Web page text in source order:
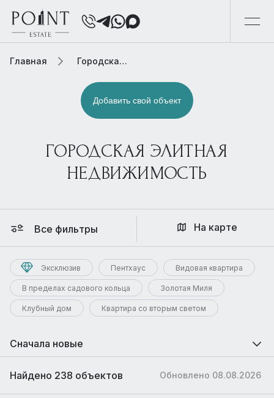
Главная Городская элитная недвижимость
Добавить свой объект
ГОРОДСКАЯ ЭЛИТНАЯ
НЕДВИЖИМОСТЬ
Все фильтры
Эксклюзив Пентхаус Видовая квартира
В пределах садового кольца Золотая Миля
Клубный дом Квартира со вторым светом
На карте
Сначала новые
Обновлено 08.08.2026
Найдено 238 объектов